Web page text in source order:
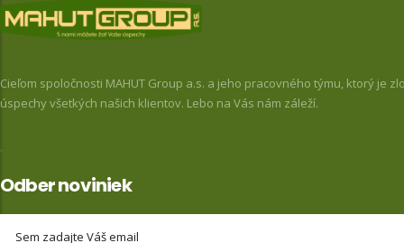
Cieľom spoločnosti MAHUT Group a.s. a jeho pracovného týmu, ktorý je
úspechy všetkých našich klientov. Lebo na Vás nám záleží.
Odber noviniek